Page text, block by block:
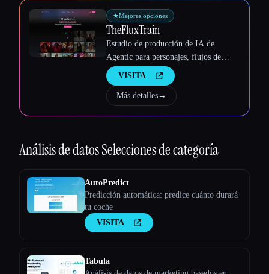
★Mejores opciones
TheFluxTrain
Estudio de producción de IA de
Agentic para personajes, flujos de
trabajo y vídeos coherentes
VISITA
Más detalles→
Análisis de datosSelecciones de categoría
AutoPredict
Predicción automática: predice cuánto durará
tu coche
VISITA
Tabula